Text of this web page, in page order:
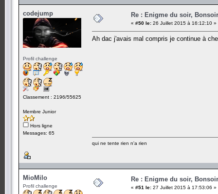
codejump
Profil challenge
Classement : 2196/55625
Membre Junior
Hors ligne
Messages: 65
Re : Enigme du soir,
« #50 le: 26 Juillet 2015 à 16:12:10 »
Ah dac j'avais mal compris je continue à
qui ne tente rien n'a rien
MioMilo
Profil challenge
Re : Enigme du soir,
« #51 le: 27 Juillet 2015 à 17:53:06 »